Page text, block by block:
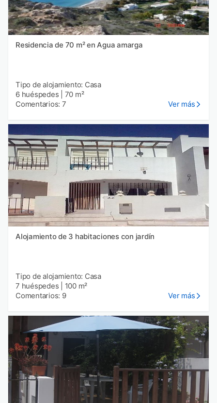
Residencia de 70 m² en Agua amarga
Tipo de alojamiento: Casa
6 huéspedes
70 m²
Comentarios: 7
Ver más
Alojamiento de 3 habitaciones con jardín
Tipo de alojamiento: Casa
7 huéspedes
100 m²
Comentarios: 9
Ver más